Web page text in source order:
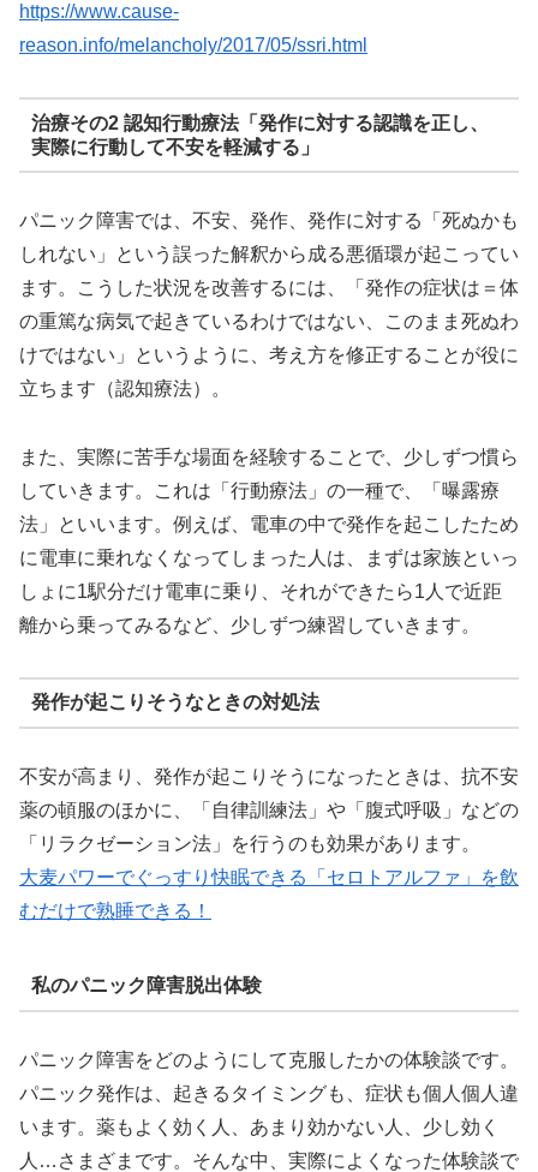
https://www.cause-
reason.info/melancholy/2017/05/ssri.html
治療その2 認知行動療法「発作に対する認識を正し、
実際に行動して不安を軽減する」
パニック障害では、不安、発作、発作に対する「死ぬかも
しれない」という誤った解釈から成る悪循環が起こってい
ます。こうした状況を改善するには、「発作の症状は＝体
の重篤な病気で起きているわけではない、このまま死ぬわ
けではない」というように、考え方を修正することが役に
立ちます（認知療法）。
また、実際に苦手な場面を経験することで、少しずつ慣ら
していきます。これは「行動療法」の一種で、「曝露療
法」といいます。例えば、電車の中で発作を起こしたため
に電車に乗れなくなってしまった人は、まずは家族といっ
しょに1駅分だけ電車に乗り、それができたら1人で近距
離から乗ってみるなど、少しずつ練習していきます。
発作が起こりそうなときの対処法
不安が高まり、発作が起こりそうになったときは、抗不安
薬の頓服のほかに、「自律訓練法」や「腹式呼吸」などの
「リラクゼーション法」を行うのも効果があります。
大麦パワーでぐっすり快眠できる「セロトアルファ」を飲
むだけで熟睡できる！
私のパニック障害脱出体験
パニック障害をどのようにして克服したかの体験談です。
パニック発作は、起きるタイミングも、症状も個人個人違
います。薬もよく効く人、あまり効かない人、少し効く
人…さまざまです。そんな中、実際によくなった体験談で